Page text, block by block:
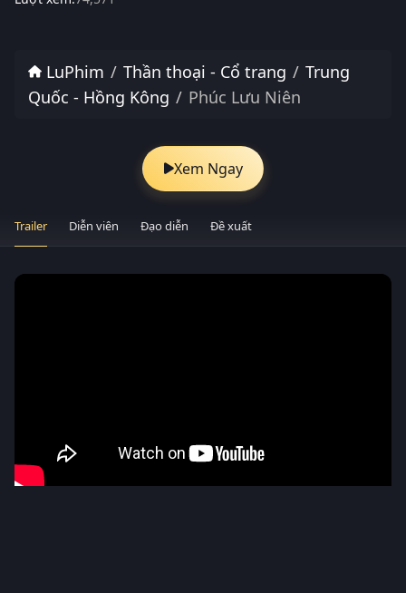
LuPhim Thần thoại - Cổ trang
Trung
Quốc - Hồng Kông
Phúc Lưu Niên
Xem Ngay
Trailer Diễn viên Đạo diễn Đề xuất